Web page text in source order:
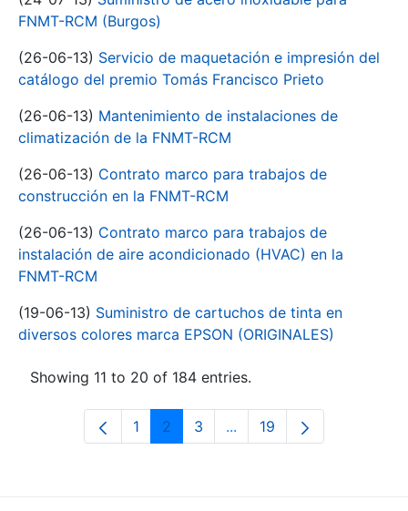
FNMT-RCM (Burgos)
(26-06-13) Servicio de maquetación e impresión del
catálogo del premio Tomás Francisco Prieto
(26-06-13) Mantenimiento de instalaciones de
climatización de la FNMT-RCM
(26-06-13) Contrato marco para trabajos de
construcción en la FNMT-RCM
(26-06-13) Contrato marco para trabajos de
instalación de aire acondicionado (HVAC) en la
FNMT-RCM
(19-06-13) Suministro de cartuchos de tinta en
diversos colores marca EPSON (ORIGINALES)
Showing 11 to 20 of 184 entries.
Page
1 Page
2 Page
3 ...Intermediate Pages Use
Page
19